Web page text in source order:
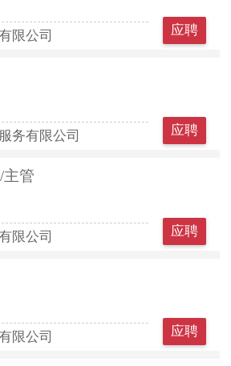
限公司
应聘
务有限公司
应聘
主管
限公司
应聘
限公司
应聘